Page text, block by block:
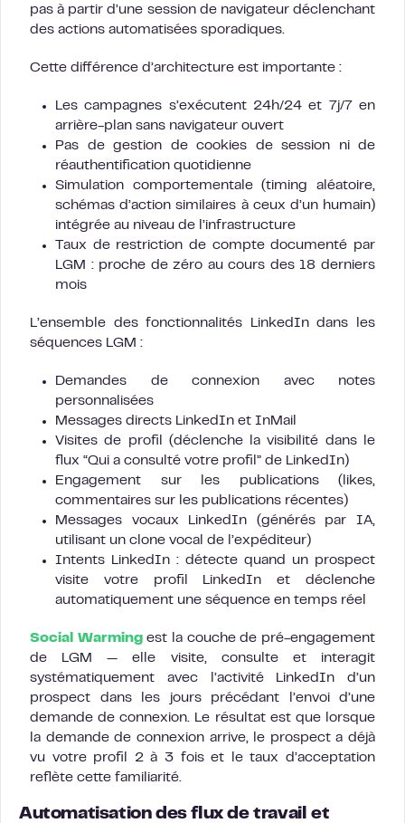
pas à partir d’une session de navigateur déclenchant
des actions automatisées sporadiques.
Cette différence d’architecture est importante :
Les campagnes s’exécutent 24h/24 et 7j/7 en
arrière-plan sans navigateur ouvert
Pas de gestion de cookies de session ni de
réauthentification quotidienne
Simulation comportementale (timing aléatoire,
schémas d’action similaires à ceux d’un humain)
intégrée au niveau de l’infrastructure
Taux de restriction de compte documenté par
LGM : proche de zéro au cours des 18 derniers
mois
L’ensemble des fonctionnalités LinkedIn dans les
séquences LGM :
Demandes de connexion avec notes
personnalisées
Messages directs LinkedIn et InMail
Visites de profil (déclenche la visibilité dans le
flux “Qui a consulté votre profil” de LinkedIn)
Engagement sur les publications (likes,
commentaires sur les publications récentes)
Messages vocaux LinkedIn (générés par IA,
utilisant un clone vocal de l’expéditeur)
Intents LinkedIn : détecte quand un prospect
visite votre profil LinkedIn et déclenche
automatiquement une séquence en temps réel
Social Warmingest la couche de pré-engagement
de LGM — elle visite, consulte et interagit
systématiquement avec l’activité LinkedIn d’un
prospect dans les jours précédant l’envoi d’une
demande de connexion. Le résultat est que lorsque
la demande de connexion arrive, le prospect a déjà
vu votre profil 2 à 3 fois et le taux d’acceptation
reflète cette familiarité.
Automatisation des flux de travail et